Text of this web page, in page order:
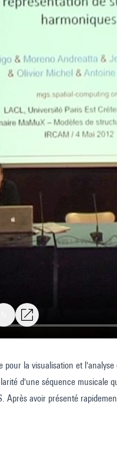
la visualisation et
d'une séquence musicale
avoir présenté